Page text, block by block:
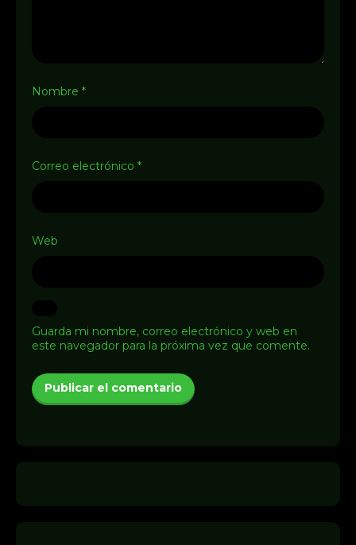
Nombre *
Correo electrónico *
Web
Guarda mi nombre, correo electrónico y web en
este navegador para la próxima vez que comente.